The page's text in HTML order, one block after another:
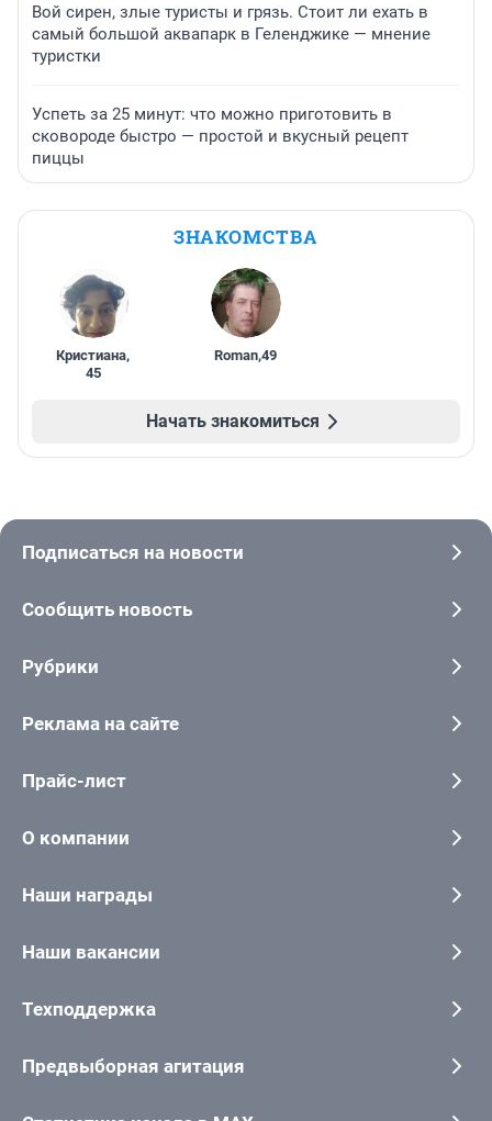
Вой сирен, злые туристы и грязь. Стоит ли ехать в
самый большой аквапарк в Геленджике — мнение
туристки
Успеть за 25 минут: что можно приготовить в
сковороде быстро — простой и вкусный рецепт
пиццы
ЗНАКОМСТВА
Кристиана,
45
Roman,49
Начать знакомиться
Подписаться на новости
Сообщить новость
Рубрики
Реклама на сайте
Прайс-лист
О компании
Наши награды
Наши вакансии
Техподдержка
Предвыборная агитация